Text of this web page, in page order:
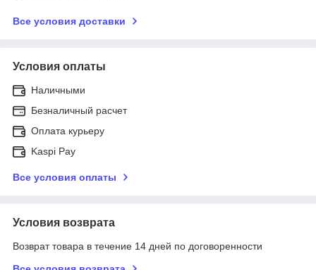
Все условия доставки
Условия оплаты
Наличными
Безналичный расчет
Оплата курьеру
Kaspi Pay
Все условия оплаты
Условия возврата
Возврат товара в течение 14 дней по договоренности